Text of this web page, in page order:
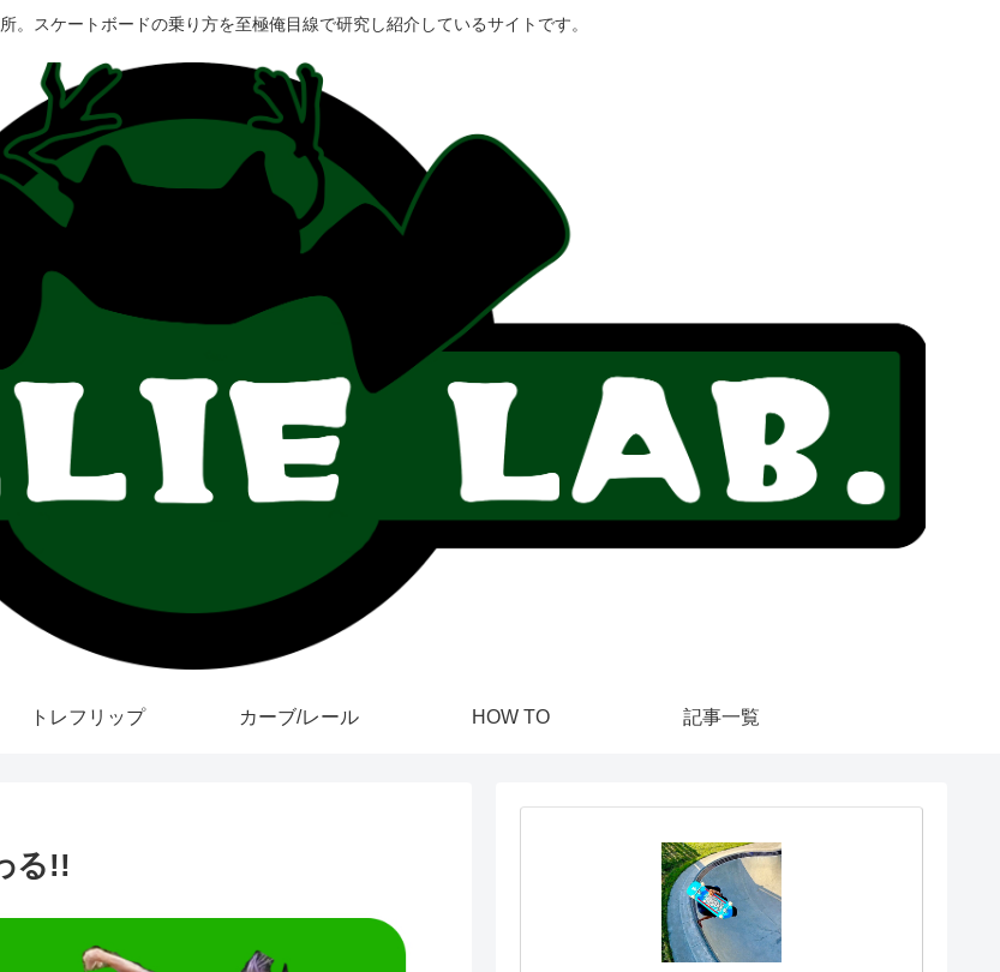
。スケートボードの乗り方を至極俺目線で研究し紹介しているサイトです。
トレフリップ カーブ/レール HOW TO 記事一覧
る!!